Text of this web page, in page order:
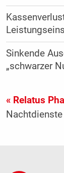
Sinkende
„schwarzer
« Relatus